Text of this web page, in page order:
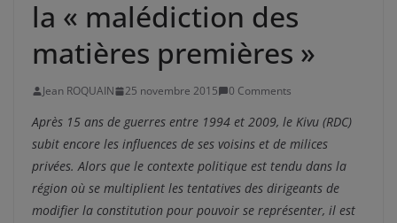
la « malédiction des
matières premières »
Jean ROQUAIN 25 novembre 2015 0 Comments
Après 15 ans de guerres entre 1994 et 2009, le Kivu (RDC)
subit encore les influences de ses voisins et de milices
privées. Alors que le contexte politique est tendu dans la
région où se multiplient les tentatives des dirigeants de
modifier la constitution pour pouvoir se représenter, il est